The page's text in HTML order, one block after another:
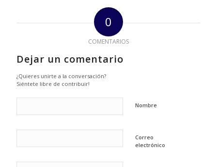
0
COMENTARIOS
Dejar un comentario
¿Quieres unirte a la conversación?
Siéntete libre de contribuir!
Nombre
Correo
electrónico